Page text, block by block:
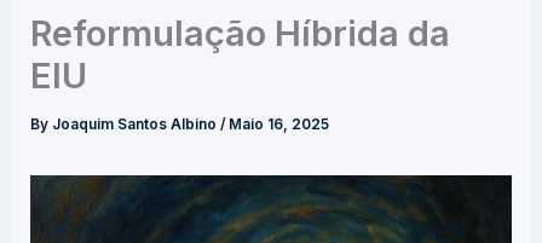
Reformulação Híbrida da
EIU
By Joaquim Santos Albino/ Maio 16, 2025